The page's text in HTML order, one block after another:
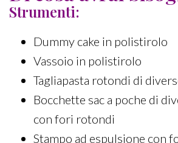
Strumenti:
Dummy cake in polistirolo
Vassoio in polistirolo
Tagliapasta rotondi di
Bocchette sac a poche di
con fori rotondi
Stampo ad espulsione con